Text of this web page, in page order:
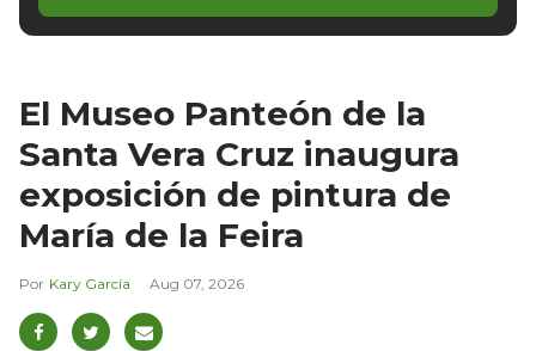
El Museo Panteón de la
Santa Vera Cruz inaugura
exposición de pintura de
María de la Feira
Kary García Aug 07, 2026